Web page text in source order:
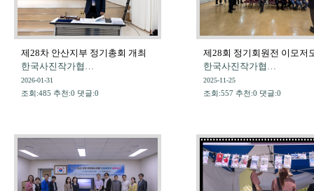
제28차 안산지부 정기총회 개최
한국사진작가협…
2026-01-31
조회:485 추천:0 댓글:0
제28회 정기회원전 이모저
한국사진작가협…
2025-11-25
조회:557 추천:0 댓글:0